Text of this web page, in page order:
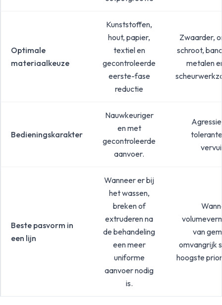
Optimale
materiaalkeuze
Kunststoffen,
hout, papier,
textiel en
gecontroleerde
eerste-fase
reductie
Zwaarder,
schroot,
metalen
Bedieningskarakter
Nauwkeuriger
en met
gecontroleerde
aanvoer.
Beste pasvorm in
een lijn
Wanneer er bij
het wassen,
breken of
extruderen na
de behandeling
een meer
uniforme
aanvoer nodig
is.
van
omvangrijk
hoogste